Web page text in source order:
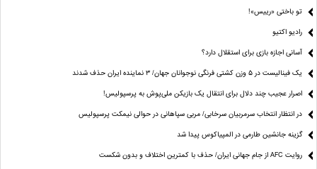
تو باختی «رییس»!
رادیو اکتیو
آسانی اجازه بازی برای استقلال دارد؟
یک فینالیست در ۵ وزن کشتی فرنگی نوجوانان جهان/ ۳ نماینده ایران حذف شدند
اصرار عجیب چند دلال برای انتقال یک بازیکن ملی‌پوش به پرسپولیس!
در انتظار انتخاب سرمربیان سرخابی/ مربی سپاهانی در حوالی نیمکت پرسپولیس
گزینه جانشین طارمی در المپیاکوس پیدا شد
روایت AFC از جام جهانی ایران/ حذف با کمترین اختلاف و بدون شکست